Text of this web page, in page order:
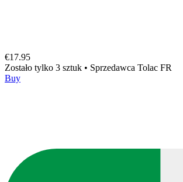
€17.95
Zostało tylko 3 sztuk • Sprzedawca Tolac FR
Buy